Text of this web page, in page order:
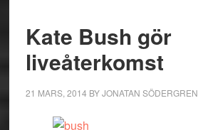
Kate Bush gör
liveåterkomst
21 MARS, 2014 BYJONATAN SÖDERGREN